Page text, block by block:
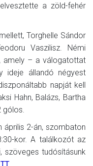
a zöld-fehér
Torghelle Sándor
Vaszilisz. Némi
amely – a válogatottat
állandó négyest
napját kell
Hahn, Balázs, Bartha
április 2-án, szombaton
kor. A találkozót az
szöveges tudósításunk